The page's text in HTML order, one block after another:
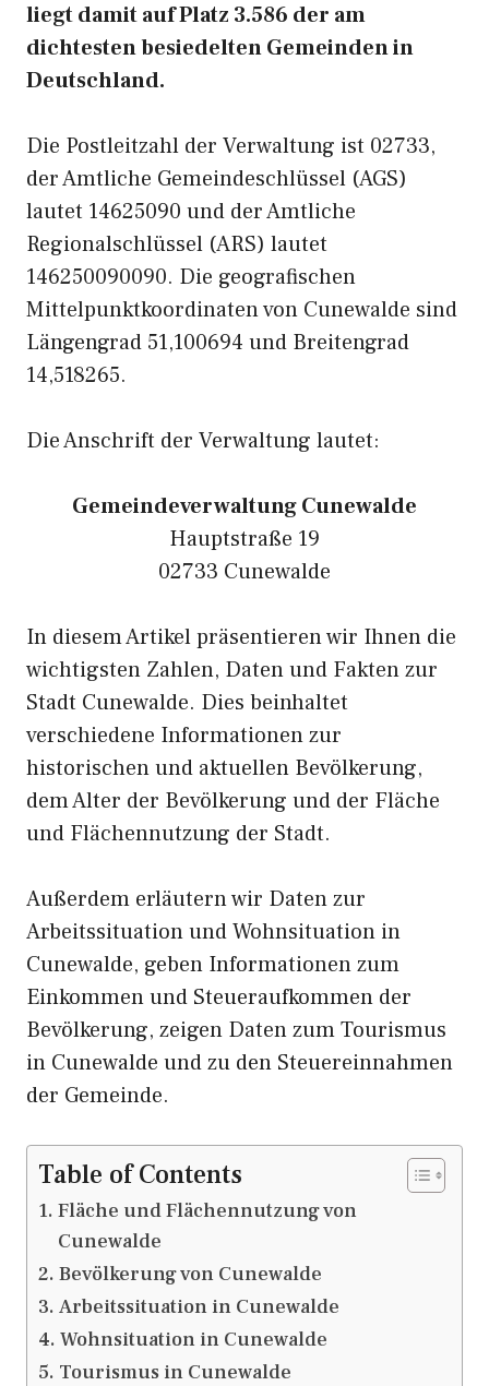
liegt damit auf Platz 3.586 der am
dichtesten besiedelten Gemeinden in
Deutschland.
Die Postleitzahl der Verwaltung ist 02733,
der Amtliche Gemeindeschlüssel (AGS)
lautet 14625090 und der Amtliche
Regionalschlüssel (ARS) lautet
146250090090. Die geografischen
Mittelpunktkoordinaten von Cunewalde sind
Längengrad 51,100694 und Breitengrad
14,518265.
Die Anschrift der Verwaltung lautet:
Gemeindeverwaltung Cunewalde
Hauptstraße 19
02733 Cunewalde
In diesem Artikel präsentieren wir Ihnen die
wichtigsten Zahlen, Daten und Fakten zur
Stadt Cunewalde. Dies beinhaltet
verschiedene Informationen zur
historischen und aktuellen Bevölkerung,
dem Alter der Bevölkerung und der Fläche
und Flächennutzung der Stadt.
Außerdem erläutern wir Daten zur
Arbeitssituation und Wohnsituation in
Cunewalde, geben Informationen zum
Einkommen und Steueraufkommen der
Bevölkerung, zeigen Daten zum Tourismus
in Cunewalde und zu den Steuereinnahmen
der Gemeinde.
Table of Contents
Fläche und Flächennutzung von
Cunewalde
Bevölkerung von Cunewalde
Arbeitssituation in Cunewalde
Wohnsituation in Cunewalde
Tourismus in Cunewalde